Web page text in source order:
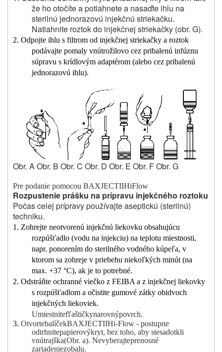
že ho otočíte a potiahnete a nasaďte ihlu na
sterilnú jednorazovú injekčnú striekačku.
Natiahnite roztok do injekčnej striekačky (obr. G).
2. Odpojte ihlu s filtrom od injekčnej striekačky a roztok
podávajte pomaly vnútrožilovo cez pribalenú infúznu
súpravu s krídlovým adaptérom (alebo cez pribalenú
jednorazovú ihlu).
Obr. A Obr. B Obr. C Obr. D Obr. E Obr. F Obr. G
Pre podanie pomocou BAXJECTIIHiFlow
Rozpustenie prášku na prípravu injekčného roztoku
Počas celej prípravy používajte aseptickú (sterilnú)
techniku.
1. Zohrejte neotvorenú injekčnú liekovku obsahujúcu
rozpúšťadlo (vodu na injekciu) na teplotu miestnosti,
napr. ponorením do sterilného vodného kúpeľa, v
ktorom sa zohreje v priebehu niekoľkých minút (na
max. +37 °C), ak je to potrebné.
2. Odstráňte ochranné viečko z FEIBA a z injekčnej liekovky
s rozpúšťadlom a očistite gumové zátky obidvoch
injekčných liekoviek.
Umiestnitefľaštičkynarovnýpovrch.
3. OtvortebalíčekBAXJECTIIHi-Flow - postupne
odtrhnitepapierovýkryt, bez toho, aby stesadotkli
vnútrajška(Obr. a). Nevyberajteprenosné
zariadeniezobalu.